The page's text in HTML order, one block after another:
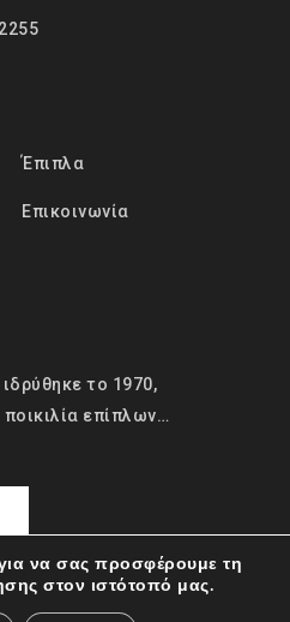
Έπιπλα
Επικοινωνία
το 1970,
επίπλων…
All Rights Reserved.
να σας προσφέρουμε τη
στον ιστότοπό μας.